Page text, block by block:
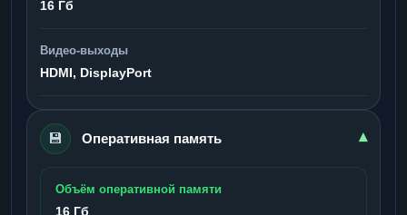
16 Гб
Видео-выходы
HDMI, DisplayPort
💾 Оперативная память ▾
Объём оперативной памяти
16 Гб